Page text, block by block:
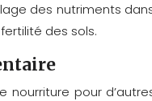
des nutriments
des sols.
pour